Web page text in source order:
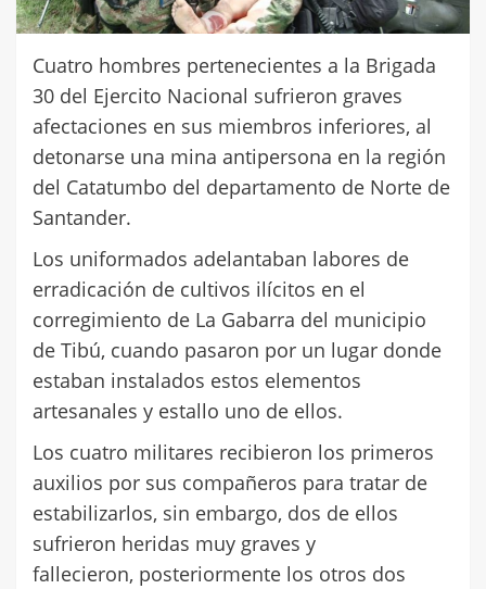
Cuatro hombres pertenecientes a la Brigada
30 del Ejercito Nacional sufrieron graves
afectaciones en sus miembros inferiores, al
detonarse una mina antipersona en la región
del Catatumbo del departamento de Norte de
Santander.
Los uniformados adelantaban labores de
erradicación de cultivos ilícitos en el
corregimiento de La Gabarra del municipio
de Tibú, cuando pasaron por un lugar donde
estaban instalados estos elementos
artesanales y estallo uno de ellos.
Los cuatro militares recibieron los primeros
auxilios por sus compañeros para tratar de
estabilizarlos, sin embargo, dos de ellos
sufrieron heridas muy graves y
fallecieron, posteriormente los otros dos